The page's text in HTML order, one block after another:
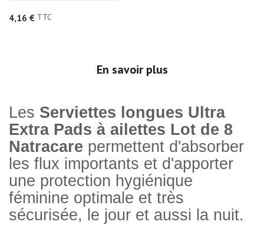
4,16 € TTC
En savoir plus
Les Serviettes longues Ultra
Extra Pads à ailettes Lot de 8
Natracare permettent d'absorber
les flux importants et d'apporter
une protection hygiénique
féminine optimale et très
sécurisée, le jour et aussi la nuit.